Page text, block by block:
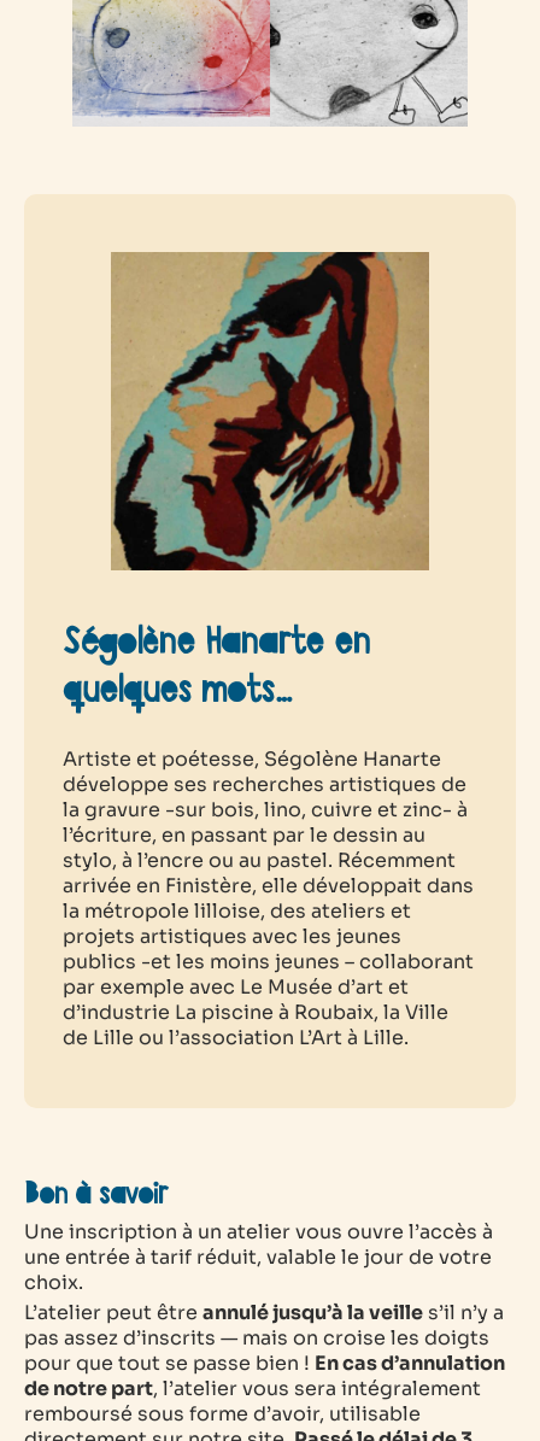
Ségolène Hanarte en
quelques mots…
Artiste et poétesse, Ségolène Hanarte
développe ses recherches artistiques de
la gravure -sur bois, lino, cuivre et zinc- à
l’écriture, en passant par le dessin au
stylo, à l’encre ou au pastel. Récemment
arrivée en Finistère, elle développait dans
la métropole lilloise, des ateliers et
projets artistiques avec les jeunes
publics -et les moins jeunes – collaborant
par exemple avec Le Musée d’art et
d’industrie La piscine à Roubaix, la Ville
de Lille ou l’association L’Art à Lille.
Bon à savoir
Une inscription à un atelier vous ouvre l’accès à
une entrée à tarif réduit, valable le jour de votre
choix.
L’atelier peut être annulé jusqu’à la veille s’il n’y a
pas assez d’inscrits — mais on croise les doigts
pour que tout se passe bien ! En cas d’annulation
de notre part, l’atelier vous sera intégralement
remboursé sous forme d’avoir, utilisable